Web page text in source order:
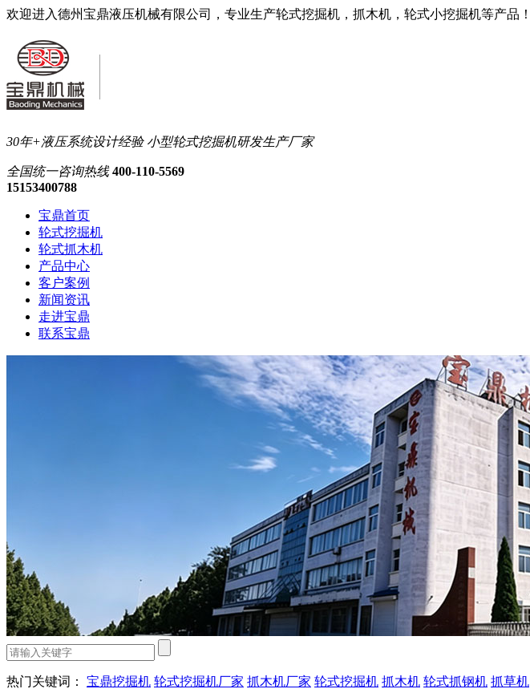
欢迎进入德州宝鼎液压机械有限公司，专业生产轮式挖掘机，抓木机，轮式小挖掘机等产品！
30年+液压系统设计经验 小型轮式挖掘机研发生产厂家
全国统一咨询热线 400-110-5569
15153400788
宝鼎首页
轮式挖掘机
轮式抓木机
产品中心
客户案例
新闻资讯
走进宝鼎
联系宝鼎
热门关键词： 宝鼎挖掘机 轮式挖掘机厂家 抓木机厂家 轮式挖掘机 抓木机 轮式抓钢机 抓草机